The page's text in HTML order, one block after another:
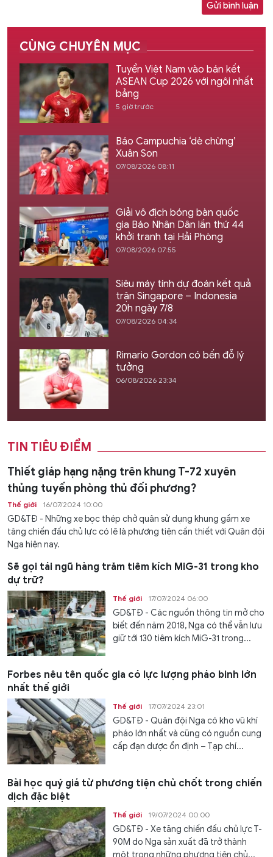
Gửi bình luận
CÙNG CHUYÊN MỤC
Tuyển Việt Nam vào bán kết
ASEAN Cup 2026 với ngôi nhất
bảng
5 giờ trước
Báo Campuchia ‘dè chừng’
Xuân Son
07/08/2026 08:11
Giải vô địch bóng bàn quốc
gia Báo Nhân Dân lần thứ 44
khởi tranh tại Hải Phòng
07/08/2026 07:55
Siêu máy tính dự đoán kết quả
trận Singapore – Indonesia
20h ngày 7/8
07/08/2026 04:34
Rimario Gordon có bến đỗ lý
tưởng
06/08/2026 23:34
TIN TIÊU ĐIỂM
Thiết giáp hạng nặng trên khung T-72 xuyên
thủng tuyến phòng thủ đối phương?
Thế giới 16/07/2024 10:00
GD&TĐ - Những xe bọc thép chở quân sử dụng khung gầm xe
tăng chiến đấu chủ lực có lẽ là phương tiện cần thiết với Quân đội
Nga hiện nay.
Sẽ gọi tái ngũ hàng trăm tiêm kích MiG-31 trong kho
dự trữ?
Thế giới 17/07/2024 06:00
GD&TĐ - Các nguồn thông tin mở cho
biết đến năm 2018, Nga có thể vẫn lưu
giữ tới 130 tiêm kích MiG-31 trong...
Forbes nêu tên quốc gia có lực lượng pháo binh lớn
nhất thế giới
Thế giới 17/07/2024 23:01
GD&TĐ - Quân đội Nga có kho vũ khí
pháo lớn nhất và cũng có nguồn cung
cấp đạn dược ổn định – Tạp chí...
Bài học quý giá từ phương tiện chủ chốt trong chiến
dịch đặc biệt
Thế giới 19/07/2024 00:00
GD&TĐ - Xe tăng chiến đấu chủ lực T-
90M do Nga sản xuất đã trở thành
một trong những phương tiện chủ...